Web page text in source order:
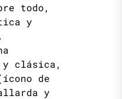
todo,
y
clásica,
de
y